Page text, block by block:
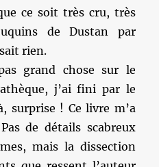
ce soit très cru, très
de Dustan par
rien.
grand chose sur le
j’ai fini par le
surprise ! Ce livre m’a
de détails scabreux
mais la dissection